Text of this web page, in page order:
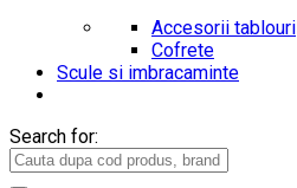
Accesorii tablouri
Cofrete
Scule si imbracaminte
Search for: